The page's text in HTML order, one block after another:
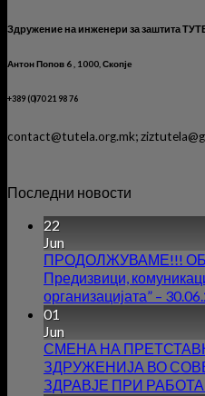
Здружение на инженери за заштита
Антон Попов 6 , 1000, Скопје
+389 (0)70 21 98 76
contact@tutela.org.mk;
Последни новости
22
Jun
ПРОДОЛЖУВАМЕ!!!
Предизвици,
организацијата” –
01
Jun
СМЕНА НА
ЗДРУЖЕНИЈА ВО
ЗДРАВЈЕ ПРИ